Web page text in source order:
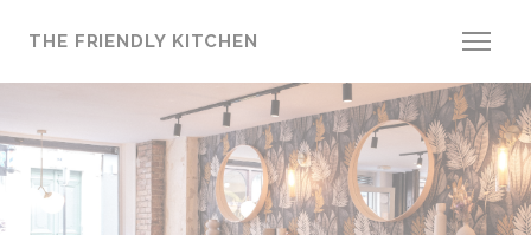
THE FRIENDLY KITCHEN